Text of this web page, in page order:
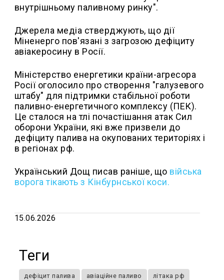
внутрішньому паливному ринку".
Джерела медіа стверджують, що дії
Міненерго пов'язані з загрозою дефіциту
авіакеросину в Росії.
Міністерство енергетики країни-агресора
Росії оголосило про створення "галузевого
штабу" для підтримки стабільної роботи
паливно-енергетичного комплексу (ПЕК).
Це сталося на тлі почастішання атак Сил
оборони України, які вже призвели до
дефіциту палива на окупованих територіях і
в регіонах рф.
Український Дощ писав раніше, що війська
ворога тікають з Кінбурнської коси.
15.06.2026
Теги
дефіцит палива авіаційне паливо літака рф